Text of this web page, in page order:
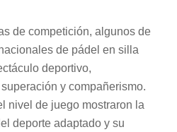
de competición, algunos de
de pádel en silla
deportivo,
y compañerismo.
nivel de juego mostraron la
deporte adaptado y su